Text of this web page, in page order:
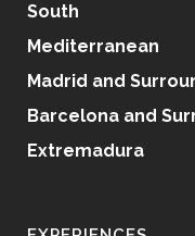
South
Mediterranean
Madrid and
Barcelona and
Extremadura